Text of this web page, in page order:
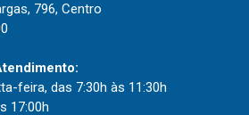
796, Centro
feira, das 7:30h às 11:30h
17:00h